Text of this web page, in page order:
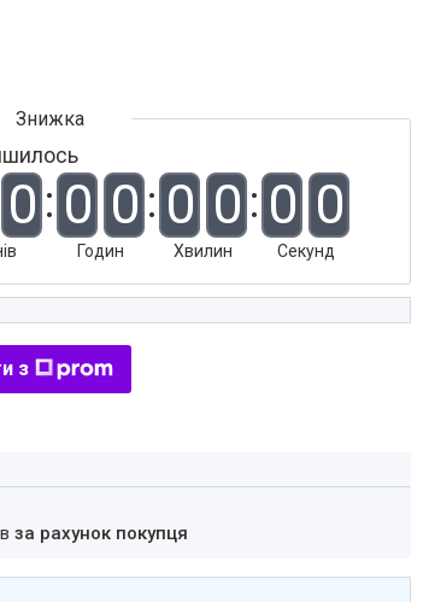
0 0 0
Годин
0 0
Хвилин
0 0
Секунд
з
за рахунок покупця